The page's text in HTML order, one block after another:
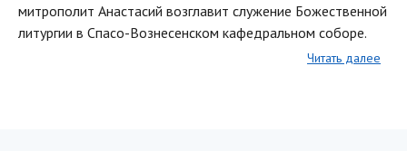
митрополит Анастасий возглавит служение Божественной
литургии в Спасо-Вознесенском кафедральном соборе.
Читать далее